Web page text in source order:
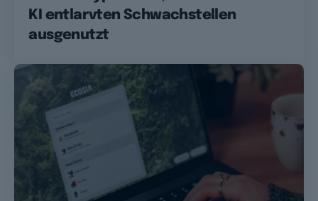
KI entlarvten Schwachstellen
ausgenutzt